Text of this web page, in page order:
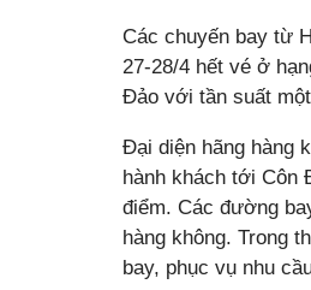
Các chuyến bay từ
27-28/4 hết vé ở
Đảo với tần suất
Đại diện hãng hàng
hành khách tới Côn
điểm. Các đường
hàng không. Trong
bay, phục vụ nhu